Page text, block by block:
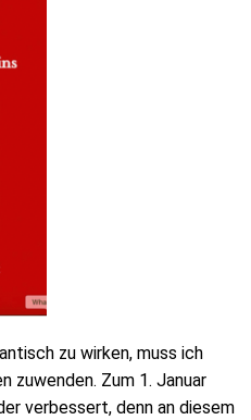
zu wirken, muss ich
zuwenden. Zum 1. Januar
verbessert, denn an diesem